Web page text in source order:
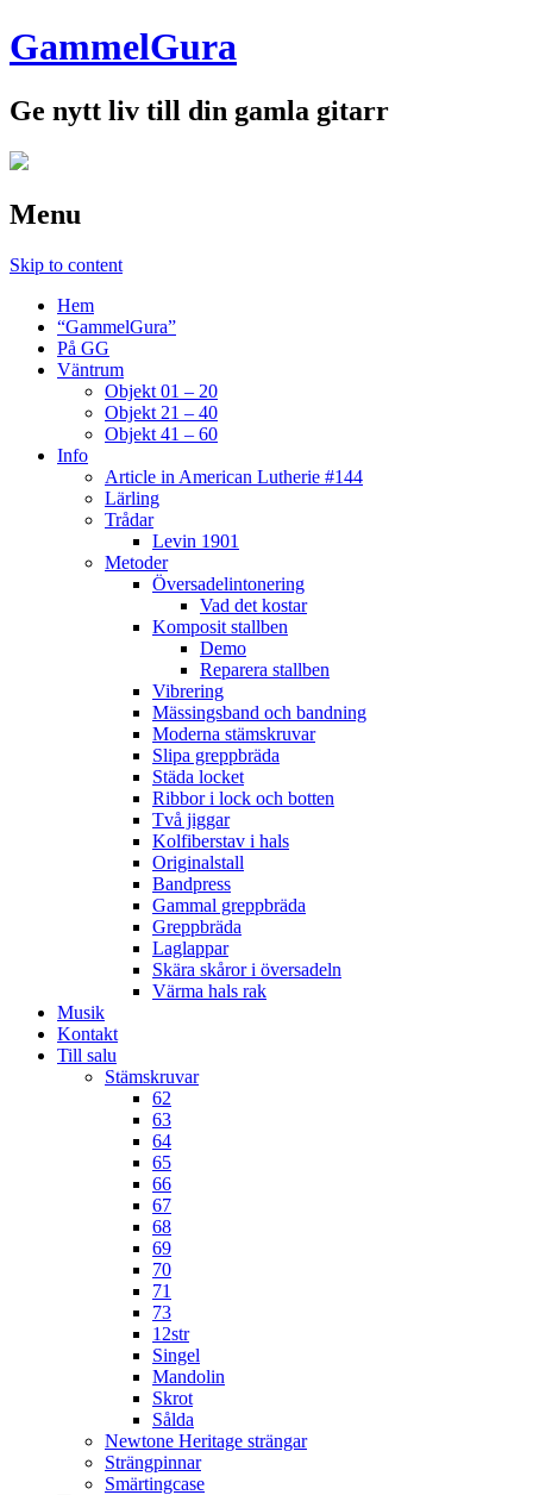
GammelGura
Ge nytt liv till din gamla gitarr
Menu
Skip to content
Hem
“GammelGura”
På GG
Väntrum
Objekt 01 – 20
Objekt 21 – 40
Objekt 41 – 60
Info
Article in American Lutherie #144
Lärling
Trådar
Levin 1901
Metoder
Översadelintonering
Vad det kostar
Komposit stallben
Demo
Reparera stallben
Vibrering
Mässingsband och bandning
Moderna stämskruvar
Slipa greppbräda
Städa locket
Ribbor i lock och botten
Två jiggar
Kolfiberstav i hals
Originalstall
Bandpress
Gammal greppbräda
Greppbräda
Laglappar
Skära skåror i översadeln
Värma hals rak
Musik
Kontakt
Till salu
Stämskruvar
62
63
64
65
66
67
68
69
70
71
73
12str
Singel
Mandolin
Skrot
Sålda
Newtone Heritage strängar
Strängpinnar
Smärtingcase